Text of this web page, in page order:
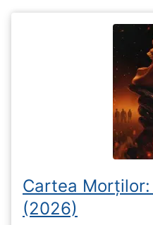
Cartea
(2026)